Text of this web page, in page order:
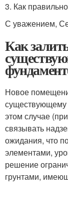
3. Как
С уважением,
Как
Новое
существующему
этом случае
связывать
ожидания, что
элементами,
решение
грунтами,